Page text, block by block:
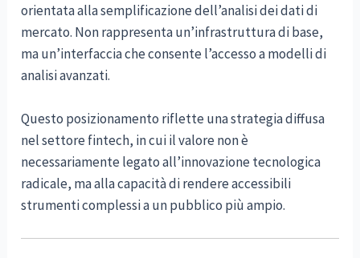
orientata alla semplificazione dell’analisi dei dati di
mercato. Non rappresenta un’infrastruttura di base,
ma un’interfaccia che consente l’accesso a modelli di
analisi avanzati.
Questo posizionamento riflette una strategia diffusa
nel settore fintech, in cui il valore non è
necessariamente legato all’innovazione tecnologica
radicale, ma alla capacità di rendere accessibili
strumenti complessi a un pubblico più ampio.